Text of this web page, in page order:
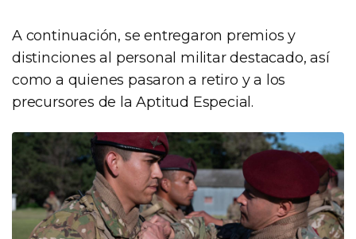
A continuación, se entregaron premios y
distinciones al personal militar destacado, así
como a quienes pasaron a retiro y a los
precursores de la Aptitud Especial.